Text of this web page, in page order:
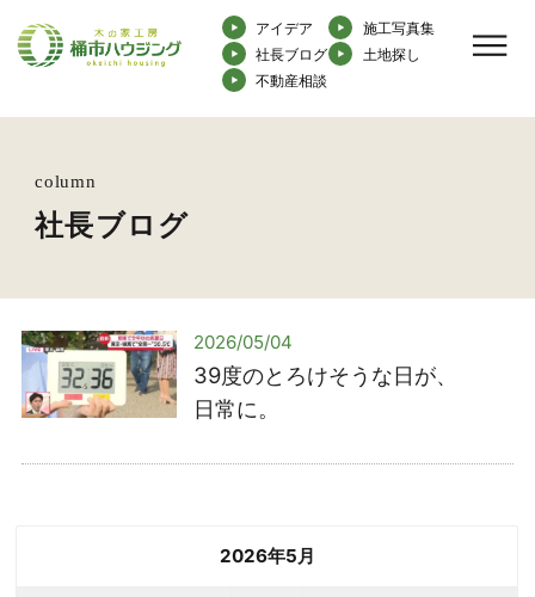
アイデア
施工写真集
社長ブログ
土地探し
不動産相談
column
社長ブログ
2026/05/04
39度のとろけそうな日が、
日常に。
2026年5月